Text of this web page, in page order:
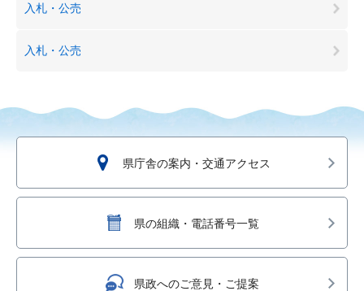
入札・公売
入札・公売
県庁舎の案内・交通アクセス
県の組織・電話番号一覧
県政へのご意見・ご提案